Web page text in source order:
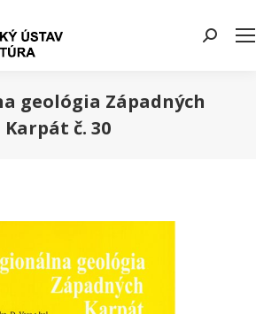
Search:
geológia Západných
Karpát č. 30